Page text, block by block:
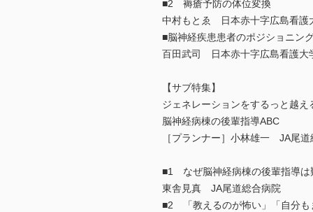
■2 褥瘡予防の体位変換
中村もとゑ 日本赤十字広島看護
■脳神経疾患患者のポジショニン
百田武司 日本赤十字広島看護大
【サブ特集】
ジェネレーションをするっと越え
脳神経病棟の後輩指導ABC
［プランナー］小林雄一 JA尾道
■1 なぜ脳神経病棟の後輩指導は
東舎見真 JA尾道総合病院
■2 「教えるのが怖い」「自分も